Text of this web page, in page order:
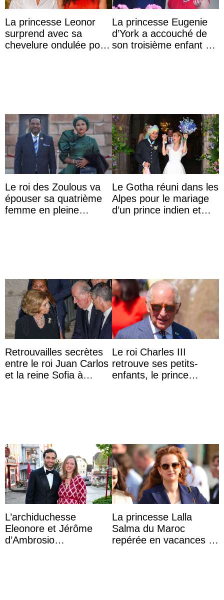
La princesse Leonor
surprend avec sa
chevelure ondulée pour
La princesse Eugenie
d’York a accouché de
son troisième enfant et
Le roi des Zoulous va
épouser sa quatrième
femme en pleine
Le Gotha réuni dans les
Alpes pour le mariage
d’un prince indien et
Retrouvailles secrètes
entre le roi Juan Carlos
et la reine Sofia à
Le roi Charles III
retrouve ses petits-
enfants, le prince
L’archiduchesse
Eleonore et Jérôme
d’Ambrosio
La princesse Lalla
Salma du Maroc
repérée en vacances à